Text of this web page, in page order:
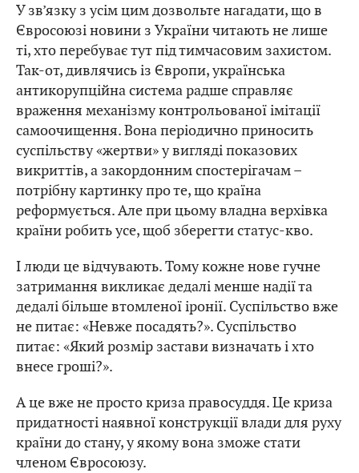
У зв’язку з усім цим дозвольте нагадати, що в
Євросоюзі новини з України читають не лише
ті, хто перебуває тут під тимчасовим захистом.
Так-от, дивлячись із Європи, українська
антикорупційна система радше справляє
враження механізму контрольованої імітації
самоочищення. Вона періодично приносить
суспільству «жертви» у вигляді показових
викриттів, а закордонним спостерігачам –
потрібну картинку про те, що країна
реформується. Але при цьому владна верхівка
країни робить усе, щоб зберегти статус-кво.
І люди це відчувають. Тому кожне нове гучне
затримання викликає дедалі менше надії та
дедалі більше втомленої іронії. Суспільство вже
не питає: «Невже посадять?». Суспільство
питає: «Який розмір застави визначать і хто
внесе гроші?».
А це вже не просто криза правосуддя. Це криза
придатності наявної конструкції влади для руху
країни до стану, у якому вона зможе стати
членом Євросоюзу.